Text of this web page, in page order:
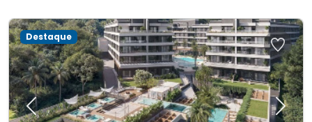
Previous Next
Destaque